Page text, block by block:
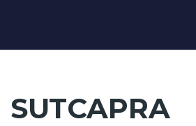
SUTCAPRA